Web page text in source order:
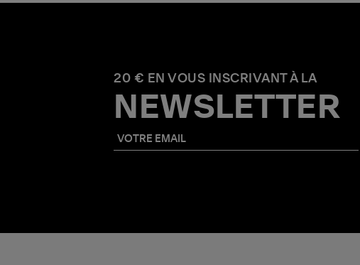
20 € EN VOUS INSCRIVANT À LA
NEWSLETTER